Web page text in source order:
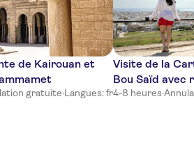
de Kairouan et
gratuite·Langues: fr
Visite de la
Bou Saïd avec
4-8 heures·